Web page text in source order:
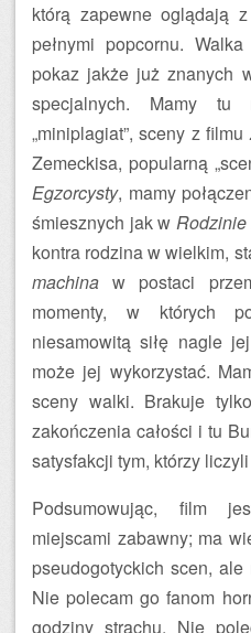
którą zapewne oglądają
pełnymi popcornu.
pokaz jakże już znanych
specjalnych. Mamy
„miniplagiat”, sceny z filmu
Zemeckisa, popularną
Egzorcysty, mamy
śmiesznych jak w
kontra rodzina w wielkim,
machina w postaci
momenty, w których
niesamowitą siłę nagle
może jej wykorzystać.
sceny walki. Brakuje
zakończenia całości i tu
satysfakcji tym, którzy
Podsumowując, film
miejscami zabawny; ma
pseudogotyckich scen,
Nie polecam go fanom
godziny strachu. Nie